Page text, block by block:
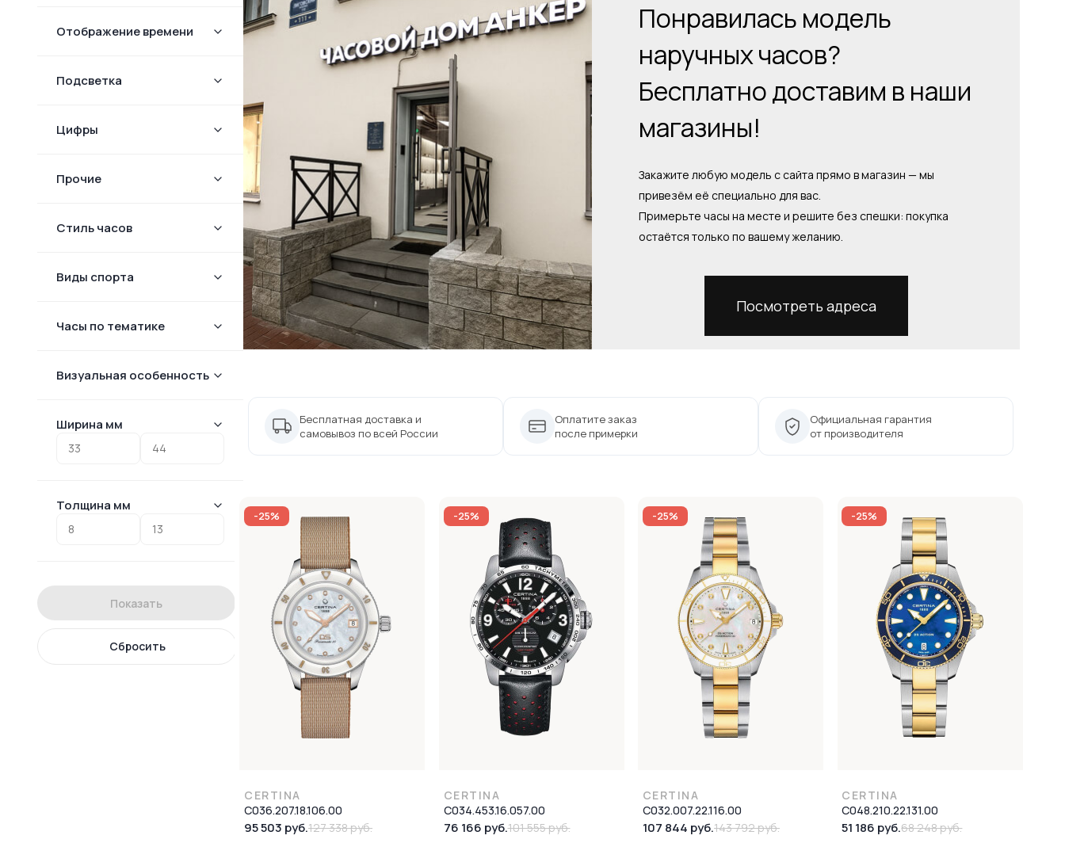
Отображение времени
Подсветка
Цифры
Прочие
Стиль часов
Виды спорта
Часы по тематике
Визуальная особенность
Ширина мм
Толщина мм
Показать
Сбросить
Понравилась модель
наручных часов?
Бесплатно доставим в наши
магазины!
Закажите любую модель с сайта прямо в магазин — мы
привезём её специально для вас.
Примерьте часы на месте и решите без спешки: покупка
остаётся только по вашему желанию.
Посмотреть адреса
Бесплатная доставка и
самовывоз по всей России
Оплатите заказ
после примерки
Официальная гарантия
от производителя
-25%
CERTINA
C036.207.18.106.00
95 503 руб.127 338 руб.
-25%
CERTINA
C034.453.16.057.00
76 166 руб.101 555 руб.
-25%
CERTINA
C032.007.22.116.00
107 844 руб.143 792 руб.
-25%
CERTINA
C048.210.22.131.00
51 186 руб.68 248 руб.